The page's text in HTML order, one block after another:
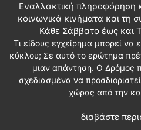
Εναλλακτική πληροφόρηση
κοινωνικά κινήματα και τη
Κάθε Σάββατο έως και
Τι είδους εγχείρημα μπορεί να
κύκλου; Σε αυτό το ερώτημα
μιαν απάντηση. Ο Δρόμος
σχεδιασμένα να
χώρας από την
διαβάστε